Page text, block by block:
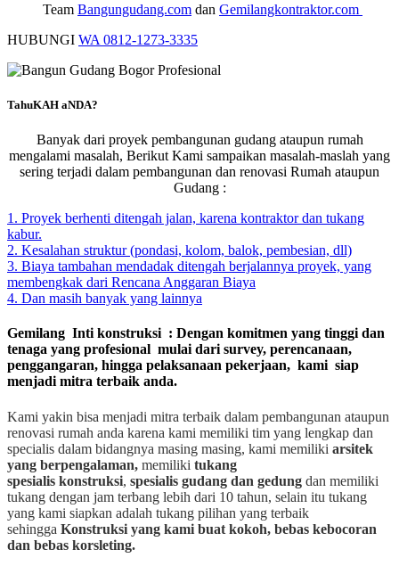
Team Bangungudang.com dan Gemilangkontraktor.com
HUBUNGI WA 0812-1273-3335
TahuKAH aNDA?
Banyak dari proyek pembangunan gudang ataupun rumah
mengalami masalah, Berikut Kami sampaikan masalah-maslah yang
sering terjadi dalam pembangunan dan renovasi Rumah ataupun
Gudang :
1. Proyek berhenti ditengah jalan, karena kontraktor dan tukang
kabur.
2. Kesalahan struktur (pondasi, kolom, balok, pembesian, dll)
3. Biaya tambahan mendadak ditengah berjalannya proyek, yang
membengkak dari Rencana Anggaran Biaya
4. Dan masih banyak yang lainnya
Gemilang Inti konstruksi : Dengan komitmen yang tinggi dan
tenaga yang profesional mulai dari survey, perencanaan,
penggangaran, hingga pelaksanaan pekerjaan, kami siap
menjadi mitra terbaik anda.
Kami yakin bisa menjadi mitra terbaik dalam pembangunan ataupun
renovasi rumah anda karena kami memiliki tim yang lengkap dan
specialis dalam bidangnya masing masing, kami memiliki arsitek
yang berpengalaman, memiliki tukang
spesialis konstruksi, spesialis gudang dan gedung dan memiliki
tukang dengan jam terbang lebih dari 10 tahun, selain itu tukang
yang kami siapkan adalah tukang pilihan yang terbaik
sehingga Konstruksi yang kami buat kokoh, bebas kebocoran
dan bebas korsleting.